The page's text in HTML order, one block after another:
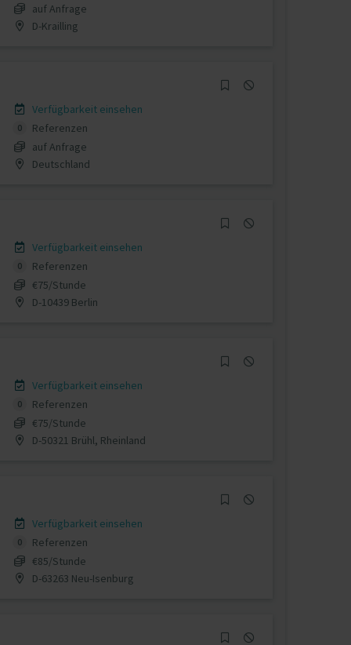
auf Anfrage
D-Krailling
Verfügbarkeit einsehen
0
Referenzen
auf Anfrage
Deutschland
Verfügbarkeit einsehen
0
Referenzen
€75/Stunde
D-10439 Berlin
Verfügbarkeit einsehen
0
Referenzen
€75/Stunde
D-50321 Brühl, Rheinland
Verfügbarkeit einsehen
0
Referenzen
€85/Stunde
D-63263 Neu-Isenburg